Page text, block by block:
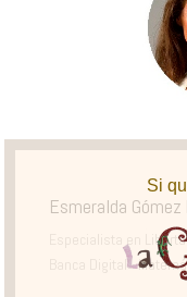
Esmeralda Gómez
Especialista en
Banca Digital -